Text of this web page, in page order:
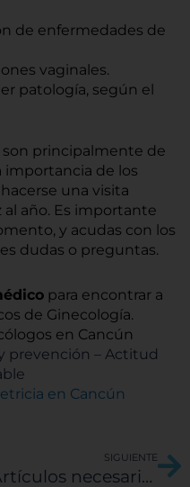
de enfermedades de
vaginales.
patología, según el
son principalmente de
importancia de los
una visita
año. Es importante
y acudas con los
dudas o preguntas.
para encontrar a
de Ginecología.
en Cancún
prevención – Actitud
SIGUIENTE
Artículos necesarios para el nacimiento